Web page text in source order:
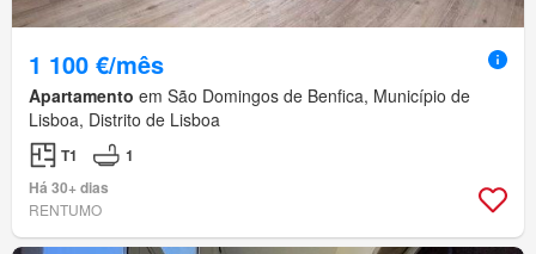
1 100 €/mês
Apartamento em São Domingos de Benfica, Município de
Lisboa, Distrito de Lisboa
T1
1
Há 30+ dias
RENTUMO